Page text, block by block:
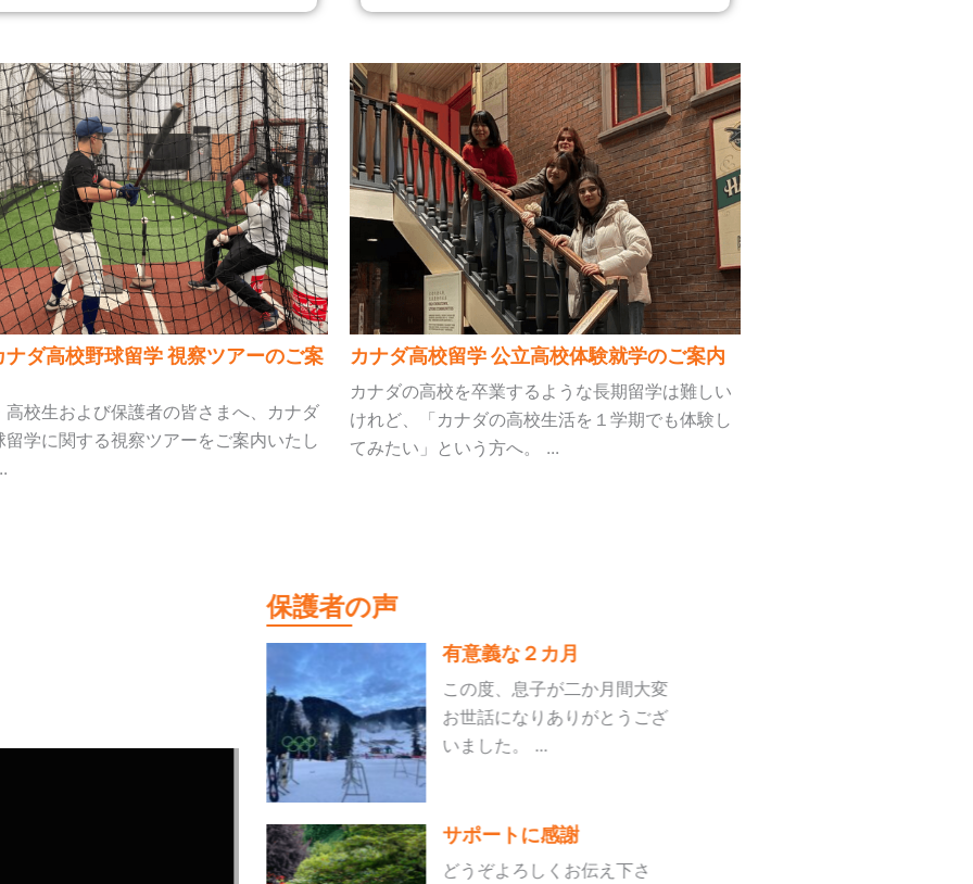
ダ高校野球留学 視察ツアーのご案
高校生および保護者の皆さまへ、カナダ
留学に関する視察ツアーをご案内いたし
カナダ高校留学 公立高校体験就学のご案内
カナダの高校を卒業するような長期留学は難しい
けれど、「カナダの高校生活を１学期でも体験し
てみたい」という方へ。 ...
保護者の声
有意義な２カ月
この度、息子が二か月間大変
お世話になりありがとうござ
いました。 ...
サポートに感謝
どうぞよろしくお伝え下さ